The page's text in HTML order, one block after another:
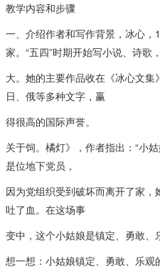
教学内容和步骤
一、介绍作者和写作背景，冰心
家。“五四”时期开始写小说、诗歌
大。她的主要作品收在《冰心文集
日、俄等多种文字，赢
得很高的国际声誉。
关于饲。橘灯》，作者指出：“小
是位地下党员，
因为党组织受到破坏而离开了家
吐了血。在这场事
变中，这个小姑娘是镇定、勇敢、
想一想：小姑娘镇定、勇敢、乐